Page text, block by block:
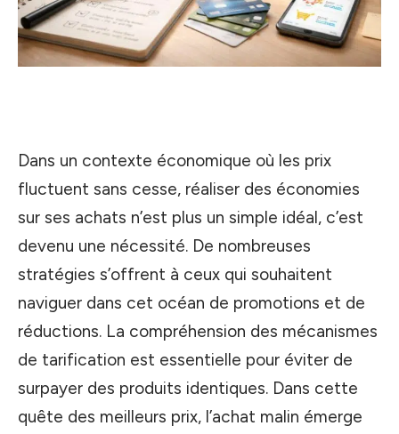
Dans un contexte économique où les prix
fluctuent sans cesse, réaliser des économies
sur ses achats n’est plus un simple idéal, c’est
devenu une nécessité. De nombreuses
stratégies s’offrent à ceux qui souhaitent
naviguer dans cet océan de promotions et de
réductions. La compréhension des mécanismes
de tarification est essentielle pour éviter de
surpayer des produits identiques. Dans cette
quête des meilleurs prix, l’achat malin émerge